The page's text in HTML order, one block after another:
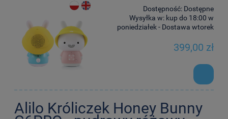
Dostępność: Dostępne
Wysyłka w: kup do 18:00 w
poniedziałek - Dostawa wtorek
399,00 zł
Alilo Króliczek Honey Bunny